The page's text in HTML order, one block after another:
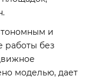
и
работы без
моделью, дает